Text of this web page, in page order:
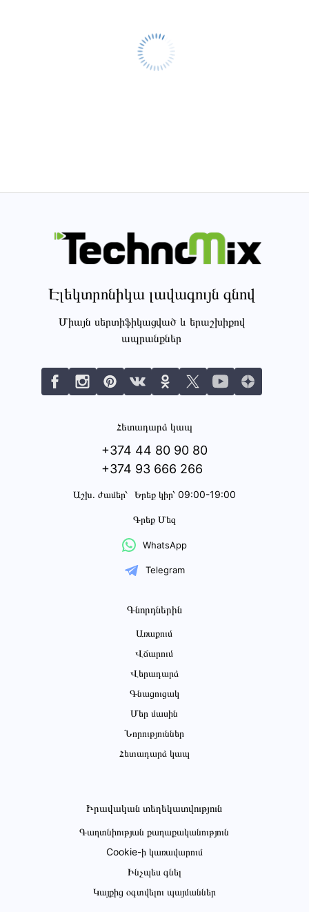
Էլեկտրոնիկա լավագույն գնով
Միայն սերտիֆիկացված և երաշխիքով
ապրանքներ
Հետադարձ կապ
+374 44 80 90 80
+374 93 666 266
Աշխ․ ժամեր՝ Երեք կիր՝ 09:00-19:00
Գրեք Մեզ
WhatsApp
Telegram
Գնորդներին
Առաքում
Վճարում
Վերադարձ
Գնացուցակ
Մեր մասին
Նորություններ
Հետադարձ կապ
Իրավական տեղեկատվություն
Գաղտնիության քաղաքականություն
Cookie-ի կառավարում
Ինչպես գնել
Կայքից օգտվելու պայմաններ